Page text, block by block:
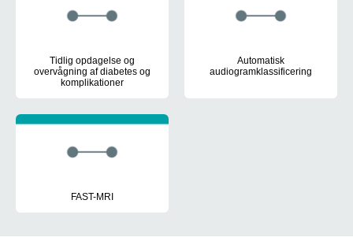
Tidlig opdagelse og
overvågning af diabetes og
komplikationer
Automatisk
audiogramklassificering
FAST-MRI